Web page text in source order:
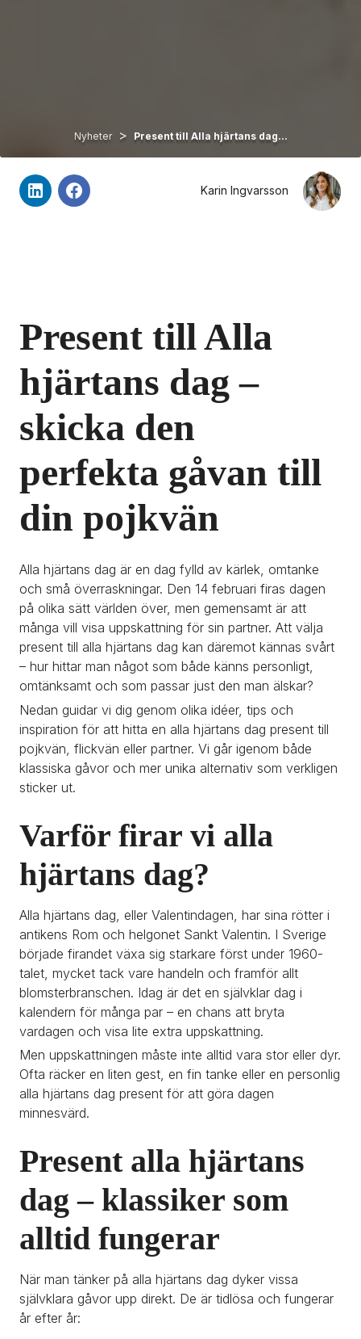
Nyheter > Present till Alla hjärtans dag...
Karin Ingvarsson
Present till Alla
hjärtans dag –
skicka den
perfekta gåvan till
din pojkvän
Alla hjärtans dag är en dag fylld av kärlek, omtanke
och små överraskningar. Den 14 februari firas dagen
på olika sätt världen över, men gemensamt är att
många vill visa uppskattning för sin partner. Att välja
present till alla hjärtans dag kan däremot kännas svårt
– hur hittar man något som både känns personligt,
omtänksamt och som passar just den man älskar?
Nedan guidar vi dig genom olika idéer, tips och
inspiration för att hitta en alla hjärtans dag present till
pojkvän, flickvän eller partner. Vi går igenom både
klassiska gåvor och mer unika alternativ som verkligen
sticker ut.
Varför firar vi alla
hjärtans dag?
Alla hjärtans dag, eller Valentindagen, har sina rötter i
antikens Rom och helgonet Sankt Valentin. I Sverige
började firandet växa sig starkare först under 1960-
talet, mycket tack vare handeln och framför allt
blomsterbranschen. Idag är det en självklar dag i
kalendern för många par – en chans att bryta
vardagen och visa lite extra uppskattning.
Men uppskattningen måste inte alltid vara stor eller dyr.
Ofta räcker en liten gest, en fin tanke eller en personlig
alla hjärtans dag present för att göra dagen
minnesvärd.
Present alla hjärtans
dag – klassiker som
alltid fungerar
När man tänker på alla hjärtans dag dyker vissa
självklara gåvor upp direkt. De är tidlösa och fungerar
år efter år: